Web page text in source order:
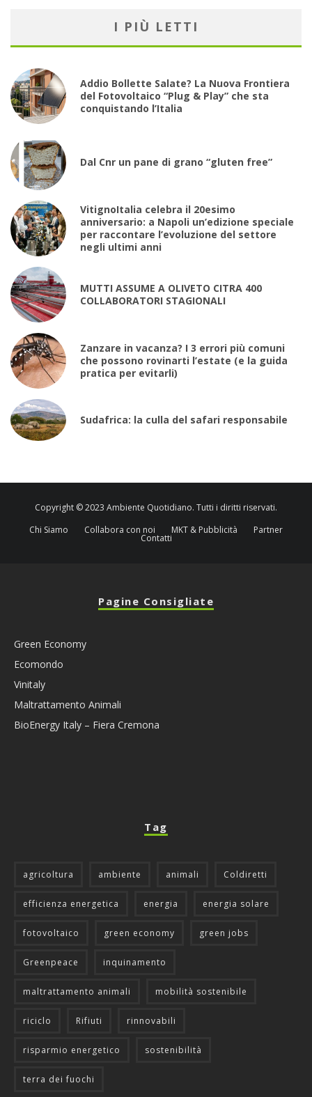
I PIÙ LETTI
Addio Bollette Salate? La Nuova Frontiera
del Fotovoltaico “Plug & Play” che sta
conquistando l’Italia
Dal Cnr un pane di grano “gluten free”
VitignoItalia celebra il 20esimo
anniversario: a Napoli un’edizione speciale
per raccontare l’evoluzione del settore
negli ultimi anni
MUTTI ASSUME A OLIVETO CITRA 400
COLLABORATORI STAGIONALI
Zanzare in vacanza? I 3 errori più comuni
che possono rovinarti l’estate (e la guida
pratica per evitarli)
Sudafrica: la culla del safari responsabile
Copyright © 2023 Ambiente Quotidiano. Tutti i diritti riservati.
Chi Siamo
Collabora con noi MKT & Pubblicità Partner
Contatti
Pagine Consigliate
Green Economy
Ecomondo
Vinitaly
Maltrattamento Animali
BioEnergy Italy – Fiera Cremona
Tag
agricoltura ambiente animali Coldiretti
efficienza energetica energia energia solare
fotovoltaico green economy green jobs
Greenpeace inquinamento
maltrattamento animali mobilità sostenibile
riciclo Rifiuti rinnovabili
risparmio energetico sostenibilità
terra dei fuochi